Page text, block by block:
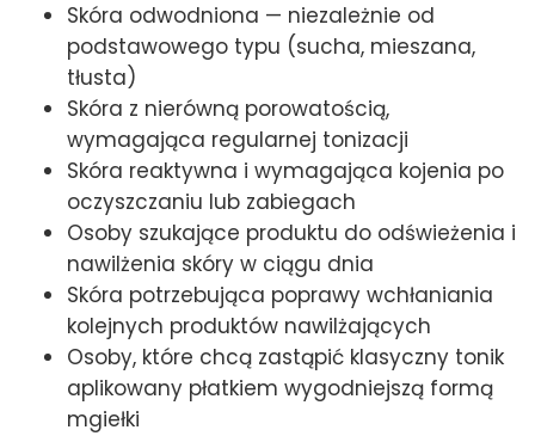
Skóra odwodniona — niezależnie od
podstawowego typu (sucha, mieszana,
tłusta)
Skóra z nierówną porowatością,
wymagająca regularnej tonizacji
Skóra reaktywna i wymagająca kojenia po
oczyszczaniu lub zabiegach
Osoby szukające produktu do odświeżenia i
nawilżenia skóry w ciągu dnia
Skóra potrzebująca poprawy wchłaniania
kolejnych produktów nawilżających
Osoby, które chcą zastąpić klasyczny tonik
aplikowany płatkiem wygodniejszą formą
mgiełki